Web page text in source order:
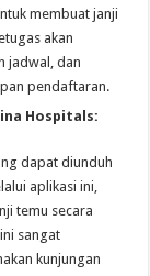
membuat janji
akan
jadwal, dan
pendaftaran.
Hospitals:
dapat diunduh
aplikasi ini,
temu secara
sangat
kunjungan